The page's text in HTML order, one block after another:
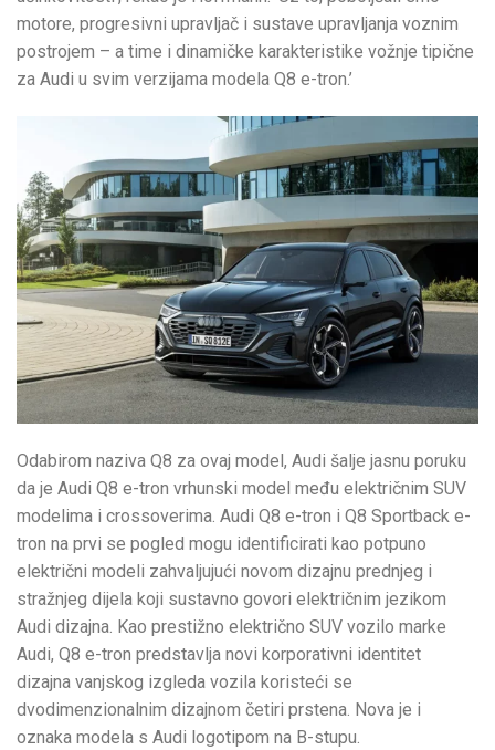
motore, progresivni upravljač i sustave upravljanja voznim
postrojem – a time i dinamičke karakteristike vožnje tipične
za Audi u svim verzijama modela Q8 e-tron.’
Odabirom naziva Q8 za ovaj model, Audi šalje jasnu poruku
da je Audi Q8 e-tron vrhunski model među električnim SUV
modelima i crossoverima. Audi Q8 e-tron i Q8 Sportback e-
tron na prvi se pogled mogu identificirati kao potpuno
električni modeli zahvaljujući novom dizajnu prednjeg i
stražnjeg dijela koji sustavno govori električnim jezikom
Audi dizajna. Kao prestižno električno SUV vozilo marke
Audi, Q8 e-tron predstavlja novi korporativni identitet
dizajna vanjskog izgleda vozila koristeći se
dvodimenzionalnim dizajnom četiri prstena. Nova je i
oznaka modela s Audi logotipom na B-stupu.